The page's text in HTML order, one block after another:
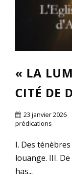
« LA
CITÉ DE
23 janvier 2026
prédications
I. Des
louange. III.
has...